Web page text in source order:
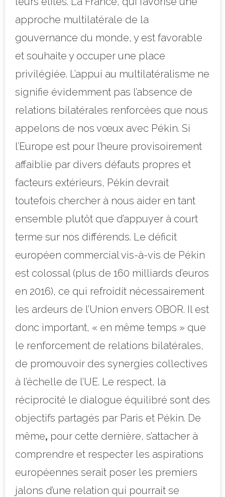
approche multilatérale de la
gouvernance du monde, y est favorable
et souhaite y occuper une place
privilégiée. L’appui au multilatéralisme ne
signifie évidemment pas l’absence de
relations bilatérales renforcées que nous
appelons de nos vœux avec Pékin. Si
l’Europe est pour l’heure provisoirement
affaiblie par divers défauts propres et
facteurs extérieurs, Pékin devrait
toutefois chercher à nous aider en tant
ensemble plutôt que d’appuyer à court
terme sur nos différends. Le déficit
européen commercial vis-à-vis de Pékin
est colossal (plus de 160 milliards d’euros
en 2016), ce qui refroidit nécessairement
les ardeurs de l’Union envers OBOR. Il est
donc important, « en même temps » que
le renforcement de relations bilatérales,
de promouvoir des synergies collectives
à l’échelle de l’UE. Le respect, la
réciprocité le dialogue équilibré sont des
objectifs partagés par Paris et Pékin. De
même, pour cette dernière, s’attacher à
comprendre et respecter les aspirations
européennes serait poser les premiers
jalons d’une relation qui pourrait se